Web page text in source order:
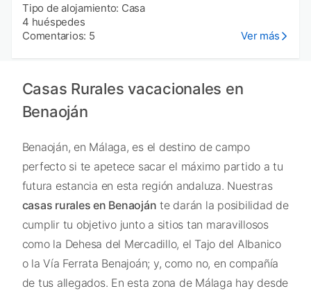
Tipo de alojamiento: Casa
4 huéspedes
Comentarios: 5
Ver más
Casas Rurales vacacionales en
Benaoján
Benaoján, en Málaga, es el destino de campo
perfecto si te apetece sacar el máximo partido a tu
futura estancia en esta región andaluza. Nuestras
casas rurales en Benaoján te darán la posibilidad de
cumplir tu objetivo junto a sitios tan maravillosos
como la Dehesa del Mercadillo, el Tajo del Albanico
o la Vía Ferrata Benajoán; y, como no, en compañía
de tus allegados. En esta zona de Málaga hay desde